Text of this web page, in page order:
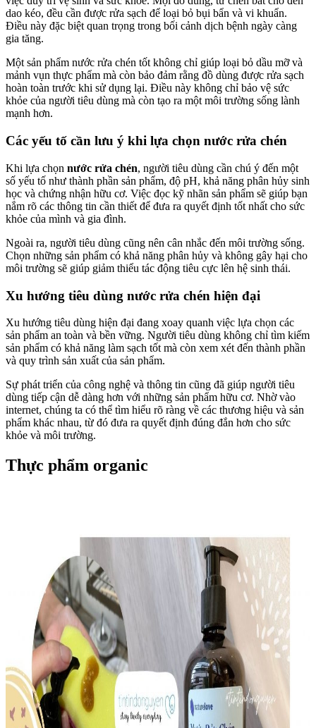
dao kéo, đều cần được rửa sạch để loại bỏ bụi bẩn và vi khuẩn.
Điều này đặc biệt quan trọng trong bối cảnh dịch bệnh ngày càng
gia tăng.
Một sản phẩm nước rửa chén tốt không chỉ giúp loại bỏ dầu mỡ và
mảnh vụn thực phẩm mà còn bảo đảm rằng đồ dùng được rửa sạch
hoàn toàn trước khi sử dụng lại. Điều này không chỉ bảo vệ sức
khỏe của người tiêu dùng mà còn tạo ra một môi trường sống lành
mạnh hơn.
Các yếu tố cần lưu ý khi lựa chọn nước rửa chén
Khi lựa chọn nước rửa chén, người tiêu dùng cần chú ý đến một
số yếu tố như thành phần sản phẩm, độ pH, khả năng phân hủy sinh
học và chứng nhận hữu cơ. Việc đọc kỹ nhãn sản phẩm sẽ giúp bạn
nắm rõ các thông tin cần thiết để đưa ra quyết định tốt nhất cho sức
khỏe của mình và gia đình.
Ngoài ra, người tiêu dùng cũng nên cân nhắc đến môi trường sống.
Chọn những sản phẩm có khả năng phân hủy và không gây hại cho
môi trường sẽ giúp giảm thiểu tác động tiêu cực lên hệ sinh thái.
Xu hướng tiêu dùng nước rửa chén hiện đại
Xu hướng tiêu dùng hiện đại đang xoay quanh việc lựa chọn các
sản phẩm an toàn và bền vững. Người tiêu dùng không chỉ tìm kiếm
sản phẩm có khả năng làm sạch tốt mà còn xem xét đến thành phần
và quy trình sản xuất của sản phẩm.
Sự phát triển của công nghệ và thông tin cũng đã giúp người tiêu
dùng tiếp cận dễ dàng hơn với những sản phẩm hữu cơ. Nhờ vào
internet, chúng ta có thể tìm hiểu rõ ràng về các thương hiệu và sản
phẩm khác nhau, từ đó đưa ra quyết định đúng đắn hơn cho sức
khỏe và môi trường.
Thực phẩm organic